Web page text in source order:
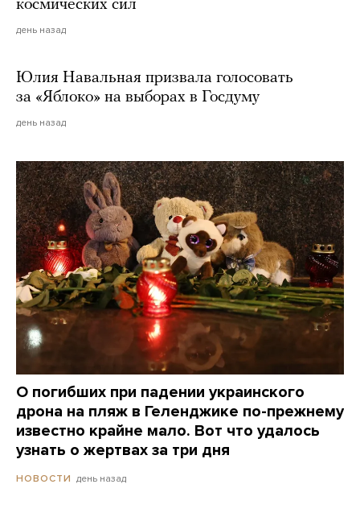
космических сил
день назад
Юлия Навальная призвала голосовать
за «Яблоко» на выборах в Госдуму
день назад
О погибших при падении украинского
дрона на пляж в Геленджике по-прежнему
известно крайне мало. Вот что удалось
узнать о жертвах за три дня
НОВОСТИ день назад